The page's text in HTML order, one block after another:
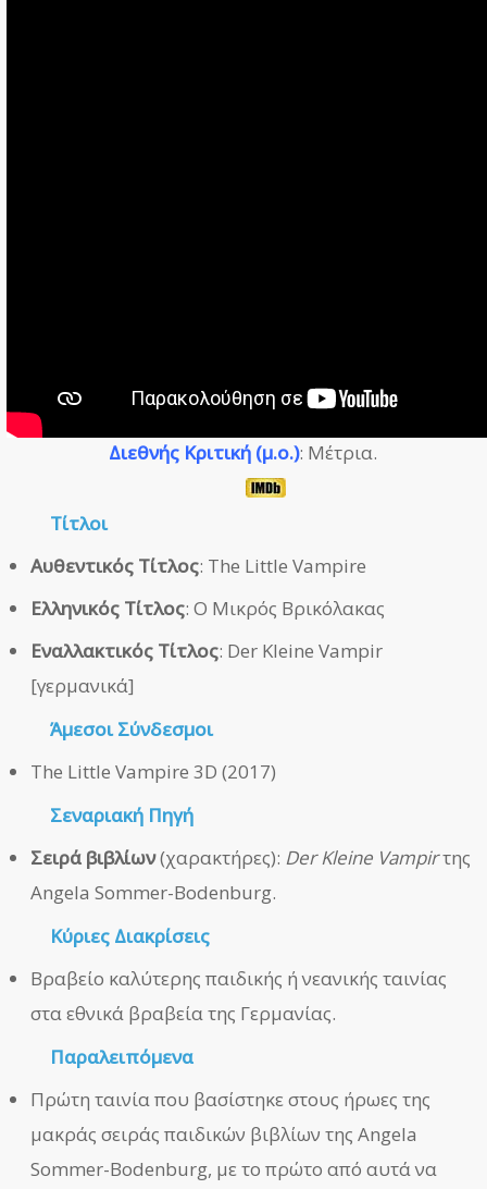
Διεθνής Κριτική (μ.ο.): Μέτρια.
Τίτλοι
Αυθεντικός Τίτλος: The Little Vampire
Ελληνικός Τίτλος: Ο Μικρός Βρικόλακας
Εναλλακτικός Τίτλος: Der Kleine Vampir
[γερμανικά]
ΆμεσοιΣύνδεσμοι
The Little Vampire 3D (2017)
Σεναριακή Πηγή
Σειρά βιβλίων(χαρακτήρες): Der Kleine Vampirτης
Angela Sommer-Bodenburg.
Κύριες Διακρίσεις
Βραβείο καλύτερης παιδικής ή νεανικής ταινίας
στα εθνικά βραβεία της Γερμανίας.
Παραλειπόμενα
Πρώτη ταινία που βασίστηκε στους ήρωες της
μακράς σειράς παιδικών βιβλίων της Angela
Sommer-Bodenburg, με το πρώτο από αυτά να